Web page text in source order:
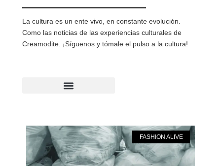
La cultura es un ente vivo, en constante evolución.
Como las noticias de las experiencias culturales de
Creamodite. ¡Síguenos y tómale el pulso a la cultura!
FASHION ALIVE